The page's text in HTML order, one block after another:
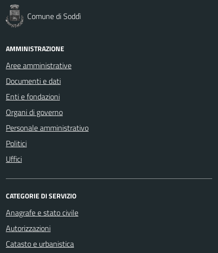
Comune di Soddì
AMMINISTRAZIONE
Aree amministrative
Documenti e dati
Enti e fondazioni
Organi di governo
Personale amministrativo
Politici
Uffici
CATEGORIE DI SERVIZIO
Anagrafe e stato civile
Autorizzazioni
Catasto e urbanistica